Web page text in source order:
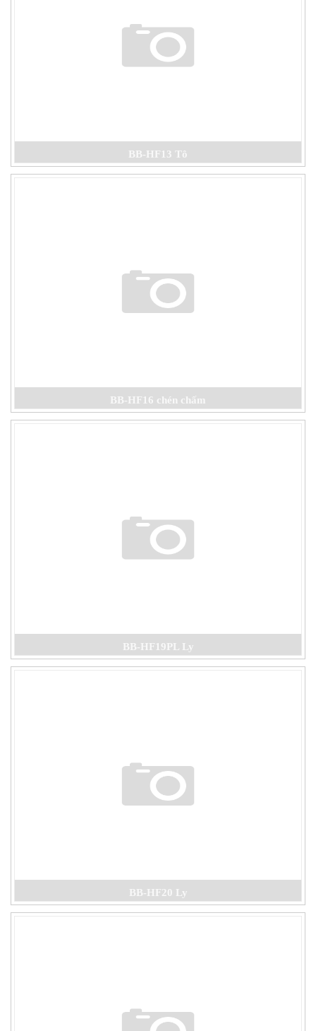
BB-HF13 Tô
BB-HF16 chén chấm
BB-HF19PL Ly
BB-HF20 Ly